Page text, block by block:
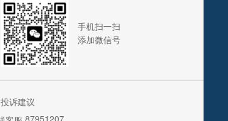
手机扫一扫
添加微信号
投诉建议